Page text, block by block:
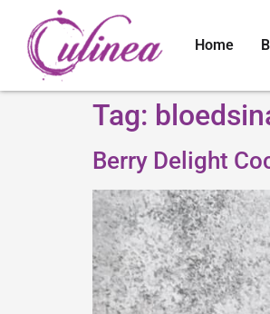
Home
Tag:
Berry Delight